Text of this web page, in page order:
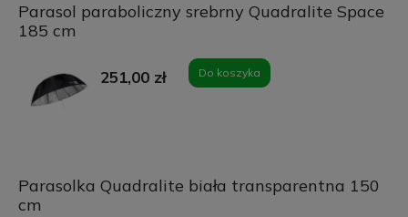
Parasol paraboliczny srebrny Quadralite Space
185 cm
251,00 zł Do koszyka
Parasolka Quadralite biała transparentna 150
cm